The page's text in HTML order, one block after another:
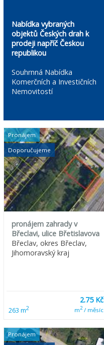
Nabídka vybraných
objektů Českých drah k
prodeji napříč Českou
republikou
Souhrnná Nabídka
Komerčních a Investičních
Nemovitostí
Pronájem
Doporučujeme
pronájem zahrady v
Břeclavi, ulice Břetislavova
Břeclav, okres Břeclav,
Jihomoravský kraj
263 m2
2.75 Kč
m2/ měsíc
Pronájem